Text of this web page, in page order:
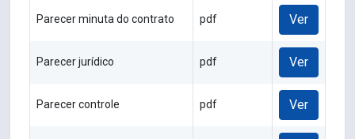
Parecer minuta do contrato pdf Ver
Parecer jurídico pdf Ver
Parecer controle pdf Ver